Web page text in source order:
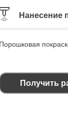
Нанесение
Порошковая
Получить